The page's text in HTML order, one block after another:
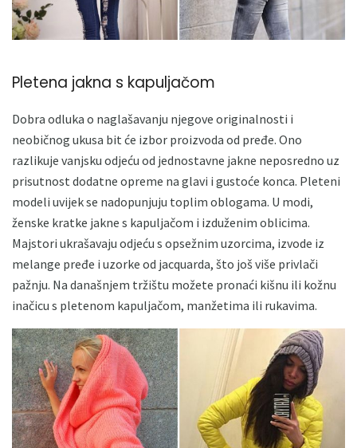
Pletena jakna s kapuljačom
Dobra odluka o naglašavanju njegove originalnosti i
neobičnog ukusa bit će izbor proizvoda od pređe. Ono
razlikuje vanjsku odjeću od jednostavne jakne neposredno uz
prisutnost dodatne opreme na glavi i gustoće konca. Pleteni
modeli uvijek se nadopunjuju toplim oblogama. U modi,
ženske kratke jakne s kapuljačom i izduženim oblicima.
Majstori ukrašavaju odjeću s opsežnim uzorcima, izvode iz
melange pređe i uzorke od jacquarda, što još više privlači
pažnju. Na današnjem tržištu možete pronaći kišnu ili kožnu
inačicu s pletenom kapuljačom, manžetima ili rukavima.